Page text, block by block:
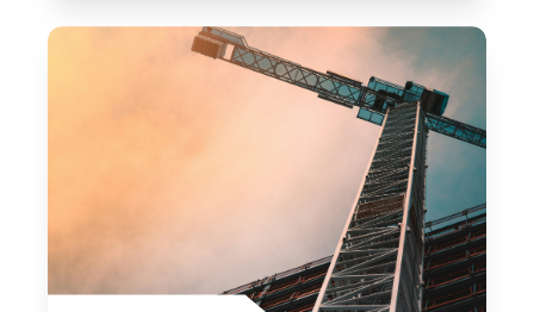
investieren die Länder zunehmend in
innovative Fähigkeiten, um ihre
Widerstandsfähigkeit zu stärken und ihre
strategische Autonomie zu bewahren.